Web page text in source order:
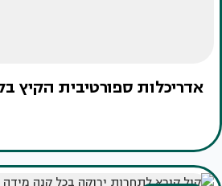
אדריכלות ספורטיבית הקיץ